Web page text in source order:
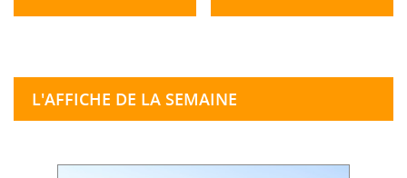
L'AFFICHE DE LA SEMAINE